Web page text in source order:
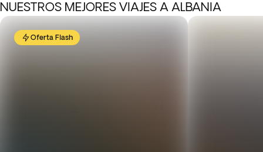
NUESTROS MEJORES VIAJES A ALBANIA
Oferta Flash